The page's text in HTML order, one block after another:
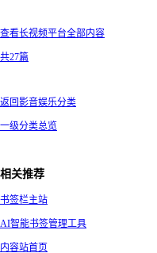
查看长视频平台全部内容
共27篇
返回影音娱乐分类
一级分类总览
相关推荐
书签栏主站
AI智能书签管理工具
内容站首页